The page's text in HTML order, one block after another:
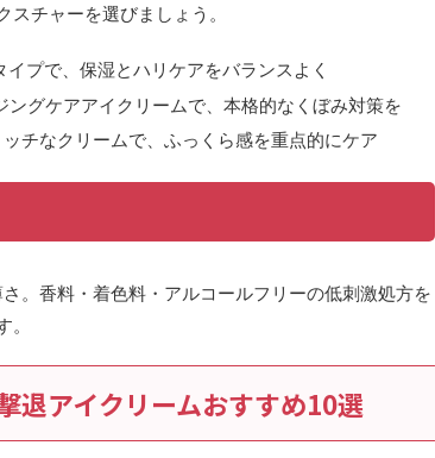
チャーを選びましょう。
イプで、保湿とハリケアをバランスよく
ングケアアイクリームで、本格的なくぼみ対策を
チなクリームで、ふっくら感を重点的にケア
。香料・着色料・アルコールフリーの低刺激処方を
退アイクリームおすすめ10選